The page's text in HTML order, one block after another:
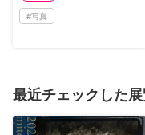
#写真
最近チェックした